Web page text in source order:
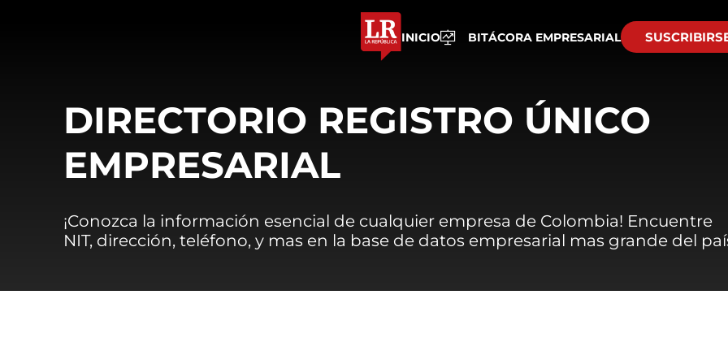
INICIO BITÁCORA EMPRESARIAL
DIRECTORIO REGISTRO ÚNICO
EMPRESARIAL
¡Conozca la información esencial de cualquier empresa de Colombia! Encuentre
NIT, dirección, teléfono, y mas en la base de datos empresarial mas grande del